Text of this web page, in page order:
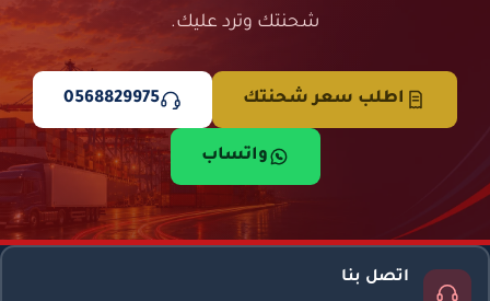
شحنتك وترد عليك.
اطلب سعر شحنتك 0568829975
واتساب
اتصل بنا